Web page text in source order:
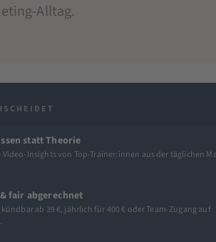
Alltag.
statt Theorie
Insights von Top-Trainer:innen aus der täglichen
fair abgerechnet
ab 39 €, jährlich für 400 € oder Team-Zugang auf